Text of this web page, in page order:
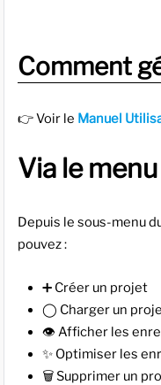
Comment
👉 Voir le Manuel
Via le
Depuis le sous-menu
pouvez :
➕ Créer un projet
◯ Charger un
👁️ Afficher les
✨ Optimiser les
🗑️ Supprimer un